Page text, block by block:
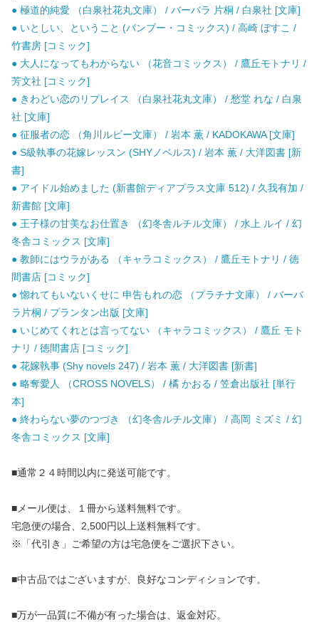
● 極道的純愛 （白泉社花丸文庫） / バーバラ 片桐 / 白泉社 [文庫]
● いとしい、ということ (バンブー・コミックス) / 高崎 ぼすこ /
竹書房 [コミック]
● 大人になってもわからない （花音コミックス） / 鷹丘モトナリ /
芳文社 [コミック]
● きわどい恋のリプレイス （白泉社花丸文庫） / 愁堂 れな / 白泉
社 [文庫]
● 征服者の恋 （角川ルビー文庫） / 岩本 薫 / KADOKAWA [文庫]
● S級執事の花嫁レッスン (SHYノベルス) / 岩本 薫 / 大洋図書 [新
書]
● アイドル始めました (新書館ディアプラス文庫 512) / 久我有加 /
新書館 [文庫]
● 王子様の甘美なお仕置き （幻冬舎ルチル文庫） / 水上 ルイ / 幻
冬舎コミックス [文庫]
● 教師にはウラがある （キャラコミックス） / 鷹丘モトナリ / 徳
間書店 [コミック]
● 惚れてもいないくせに 申告もれの恋 （プラチナ文庫） / バーバ
ラ片桐 / プランタン出版 [文庫]
● いじめてくれとは言ってない （キャラコミックス） / 鷹丘 モト
ナリ / 徳間書店 [コミック]
● 花嫁執事 (Shy novels 247) / 岩本 薫 / 大洋図書 [新書]
● 略奪愛人 （CROSS NOVELS） / 橘 かおる / 笠倉出版社 [単行
本]
● 終わらない夢のつづき （幻冬舎ルチル文庫） / 高岡 ミズミ / 幻
冬舎コミックス [文庫]
■通常２４時間以内に発送可能です。
■メール便は、１冊から送料無料です。
宅急便の場合、2,500円以上送料無料です。
※「代引き」ご希望の方は宅急便をご選択下さい。
■中古品ではございますが、良好なコンディションです。
■万が一品質に不備が有った場合は、返金対応。